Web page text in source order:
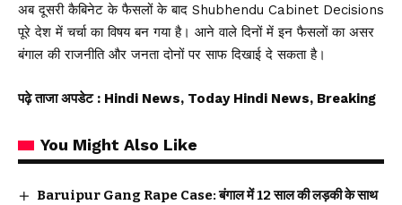
अब दूसरी कैबिनेट के फैसलों के बाद Shubhendu Cabinet Decisions
पूरे देश में चर्चा का विषय बन गया है। आने वाले दिनों में इन फैसलों का असर
बंगाल की राजनीति और जनता दोनों पर साफ दिखाई दे सकता है।
पढ़े ताजा अपडेट : Hindi News, Today Hindi News, Breaking
You Might Also Like
Baruipur Gang Rape Case: बंगाल में 12 साल की लड़की के साथ